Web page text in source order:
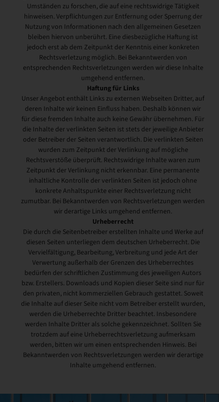
Umständen zu forschen, die auf eine rechtswidrige Tätigkeit
hinweisen. Verpflichtungen zur Entfernung oder Sperrung der
Nutzung von Informationen nach den allgemeinen Gesetzen
bleiben hiervon unberührt. Eine diesbezügliche Haftung ist
jedoch erst ab dem Zeitpunkt der Kenntnis einer konkreten
Rechtsverletzung möglich. Bei Bekanntwerden von
entsprechenden Rechtsverletzungen werden wir diese Inhalte
umgehend entfernen.
Haftung für Links
Unser Angebot enthält Links zu externen Webseiten Dritter, auf
deren Inhalte wir keinen Einfluss haben. Deshalb können wir
für diese fremden Inhalte auch keine Gewähr übernehmen. Für
die Inhalte der verlinkten Seiten ist stets der jeweilige Anbieter
oder Betreiber der Seiten verantwortlich. Die verlinkten Seiten
wurden zum Zeitpunkt der Verlinkung auf mögliche
Rechtsverstöße überprüft. Rechtswidrige Inhalte waren zum
Zeitpunkt der Verlinkung nicht erkennbar. Eine permanente
inhaltliche Kontrolle der verlinkten Seiten ist jedoch ohne
konkrete Anhaltspunkte einer Rechtsverletzung nicht
zumutbar. Bei Bekanntwerden von Rechtsverletzungen werden
wir derartige Links umgehend entfernen.
Urheberrecht
Die durch die Seitenbetreiber erstellten Inhalte und Werke auf
diesen Seiten unterliegen dem deutschen Urheberrecht. Die
Vervielfältigung, Bearbeitung, Verbreitung und jede Art der
Verwertung außerhalb der Grenzen des Urheberrechtes
bedürfen der schriftlichen Zustimmung des jeweiligen Autors
bzw. Erstellers. Downloads und Kopien dieser Seite sind nur für
den privaten, nicht kommerziellen Gebrauch gestattet. Soweit
die Inhalte auf dieser Seite nicht vom Betreiber erstellt wurden,
werden die Urheberrechte Dritter beachtet. Insbesondere
werden Inhalte Dritter als solche gekennzeichnet. Sollten Sie
trotzdem auf eine Urheberrechtsverletzung aufmerksam
werden, bitten wir um einen entsprechenden Hinweis. Bei
Bekanntwerden von Rechtsverletzungen werden wir derartige
Inhalte umgehend entfernen.